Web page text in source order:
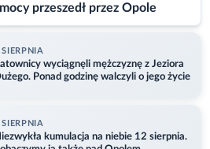
przeszedł przez Opole
SIERPNIA
wyciągnęli mężczyznę z Jeziora
Ponad godzinę walczyli o jego życie
SIERPNIA
kumulacja na niebie 12 sierpnia.